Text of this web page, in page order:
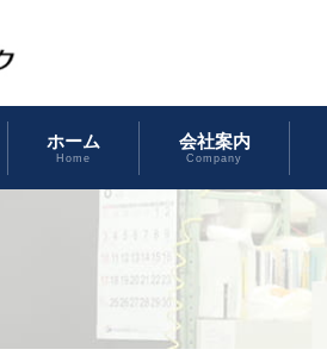
ホーム
Home
会社案内
Company